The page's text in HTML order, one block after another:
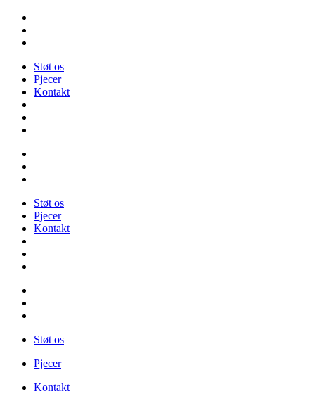
Videre
indhold
Støt os
Pjecer
Kontakt
Støt os
Pjecer
Kontakt
Støt os
Pjecer
Kontakt